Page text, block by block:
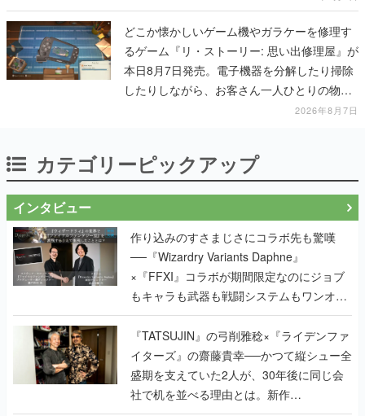
どこか懐かしいゲーム機やガラケーを修理す
るゲーム『リ・ストーリー: 思い出修理屋』が
本日8月7日発売。電子機器を分解したり掃除
したりしながら、お客さん一人ひとりの物語
2026年8月7日
カテゴリーピックアップ
インタビュー
作り込みのすさまじさにコラボ先も驚嘆
──『Wizardry Variants Daphne』
×『FFXI』コラボが期間限定なのにジョブ
もキャラも武器も戦闘システムもワンオフ
で作り込まれた理由を両ディレクターに聞
く
『TATSUJIN』の弓削雅稔×『ライデンファ
イターズ』の齋藤貴幸──かつて縦シュー全
盛期を支えていた2人が、30年後に同じ会
社で机を並べる理由とは。新作